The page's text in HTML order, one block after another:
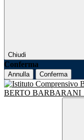
Chiudi
Conferma
Annulla Conferma
BERTO BARBARANI